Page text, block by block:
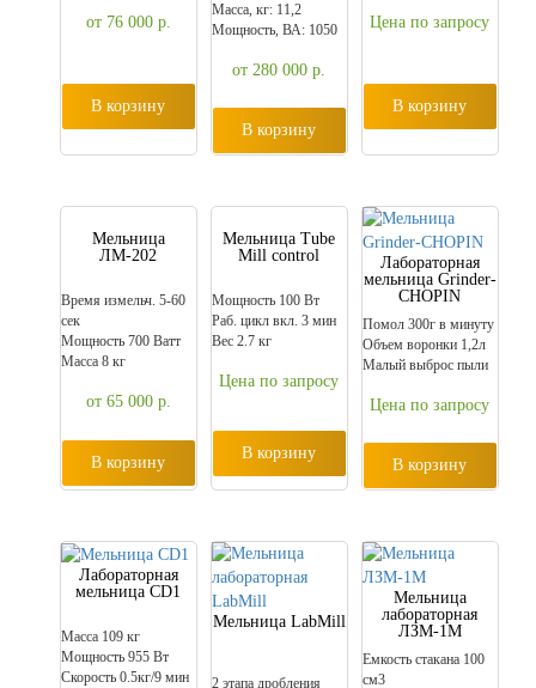
от 76 000 р.
В корзину
Масса, кг: 11,2
Мощность, ВА: 1050
от 280 000р.
В корзину
Цена по запросу
В корзину
Мельница
ЛМ-202
Время измельч. 5-60
сек
Мощность 700 Ватт
Масса 8 кг
от 65 000 р.
В корзину
Мельница Tube
Mill control
Мощность 100 Вт
Раб. цикл вкл. 3 мин
Вес 2.7 кг
Цена по запросу
В корзину
Лабораторная
мельница Grinder-
CHOPIN
Помол 300г в минуту
Объем воронки 1,2л
Малый выброс пыли
Цена по запросу
В корзину
Лабораторная
мельница CD1
Масса 109 кг
Мощность 955 Вт
Скорость 0.5кг/9 мин
Мельница LabMill
2 этапа дробления
Мельница
лабораторная
ЛЗМ-1М
Емкость стакана 100
см3